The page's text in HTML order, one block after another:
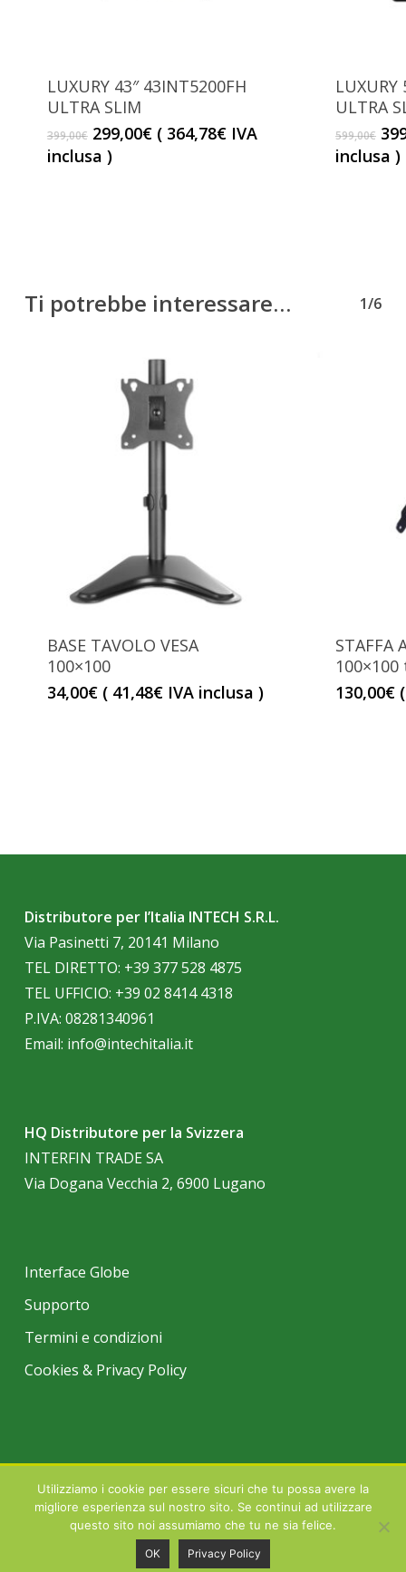
LUXURY 43″ 43INT5200FH
ULTRA SLIM
399,00€ Il
prezzo
299,00€Il( 364,78€IVA
inclusa )
LUXURY
ULTRA
599,00€ Il
inclusa )
Ti potrebbe interessare… 1/6
BASE TAVOLO VESA
100×100
34,00€ ( 41,48€IVA inclusa )
STAFFA
130,00€
Distributore per l’Italia INTECH S.R.L.
Via Pasinetti 7, 20141 Milano
TEL DIRETTO: +39 377 528 4875
TEL UFFICIO: +39 02 8414 4318
P.IVA: 08281340961
Email: info@intechitalia.it
HQ Distributore per la Svizzera
INTERFIN TRADE SA
Via Dogana Vecchia 2, 6900 Lugano
Interface Globe
Supporto
Termini e condizioni
Cookies & Privacy Policy
© 2026 INTERFIN TRADE SA LUGANO | Tutti i marchi registrati citati
all'interno di questo sito sono proprietà degli aventi diritto.
instagram
Utilizziamo i cookie per essere sicuri che tu possa avere la
migliore esperienza sul nostro sito. Se continui ad utilizzare
questo sito noi assumiamo che tu ne sia felice.
OK Privacy Policy